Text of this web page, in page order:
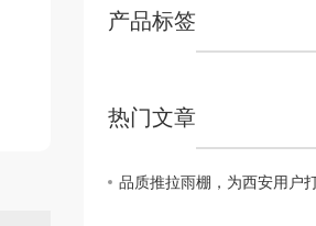
产品标签
热门文章